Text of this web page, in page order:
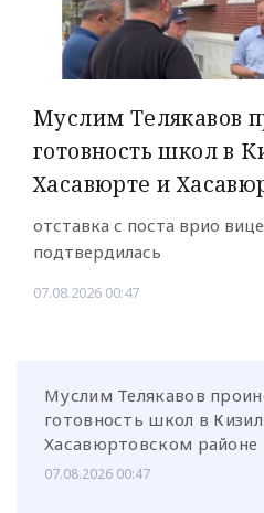
Муслим Телякавов
готовность школ в
Хасавюрте и
отставка с поста врио
подтвердилась
07.08.2026 00:47
Муслим Телякавов
готовность школ в
Хасавюртовском районе
07.08.2026 00:47